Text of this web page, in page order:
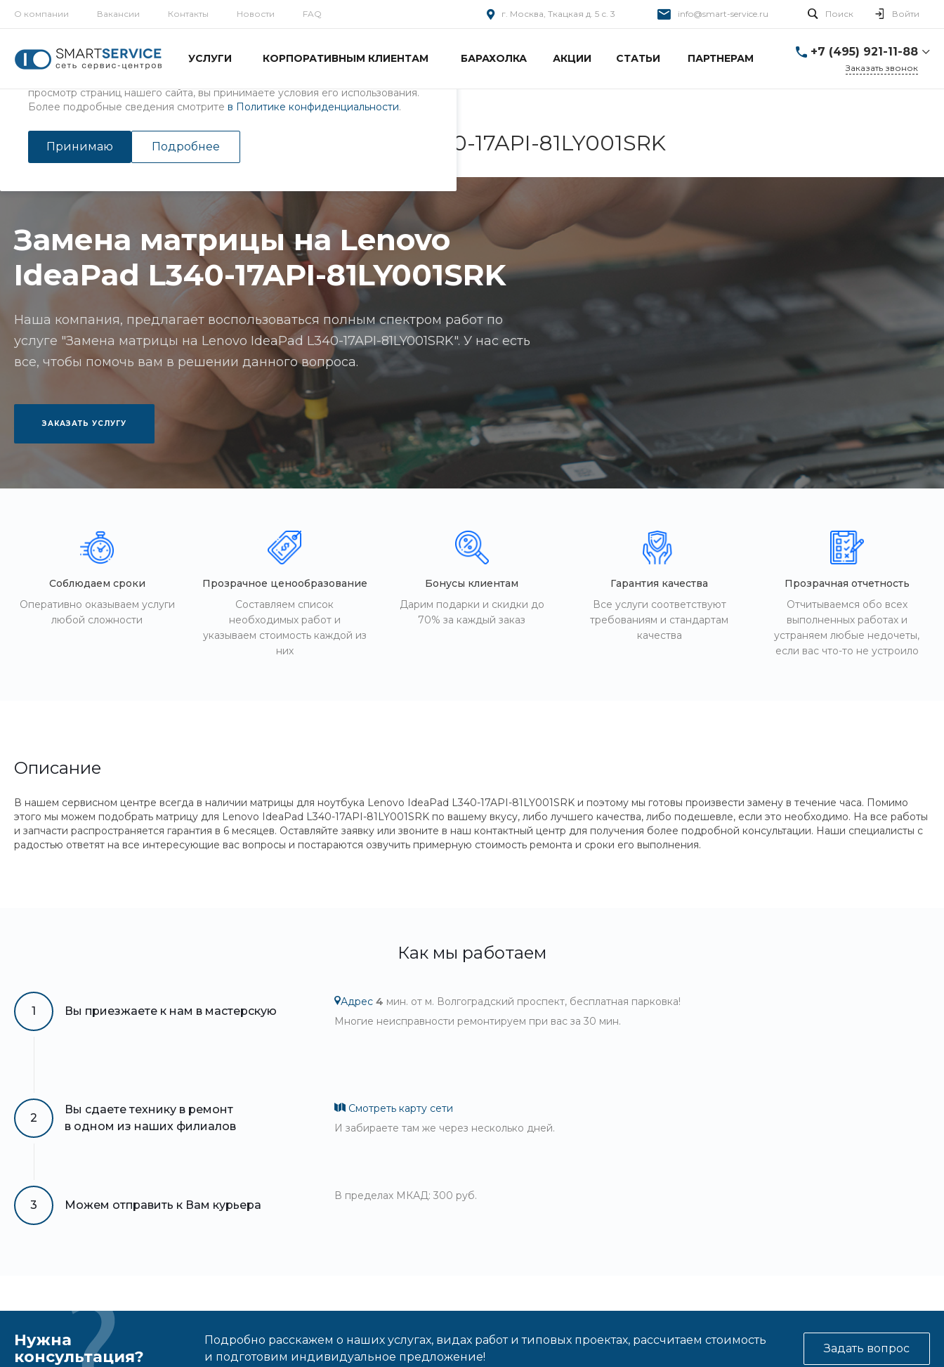
Мы используем файлы cookie, разработанные нашими специалистами и
просмотр страниц нашего сайта, вы принимаете условия его использования.
Более подробные сведения смотрите в Политике конфиденциальности.
Принимаю Подробнее
О компании Вакансии Контакты Новости FAQ г. Москва, Ткацкая д. 5 с. 3 info@smart-service.ru Поиск Войти
УСЛУГИ КОРПОРАТИВНЫМ КЛИЕНТАМ БАРАХОЛКА АКЦИИ СТАТЬИ ПАРТНЕРАМ
+7 (495) 921-11-88
Заказать звонок
Замена матрицы на Lenovo IdeaPad L340-17API-81LY001SRK
Замена матрицы на Lenovo
IdeaPad L340-17API-81LY001SRK
Наша компания, предлагает воспользоваться полным спектром работ по
услуге "Замена матрицы на Lenovo IdeaPad L340-17API-81LY001SRK". У нас есть
все, чтобы помочь вам в решении данного вопроса.
ЗАКАЗАТЬ УСЛУГУ
Соблюдаем сроки
Оперативно оказываем услуги
любой сложности
Прозрачное ценообразование
Составляем список
необходимых работ и
указываем стоимость каждой из
них
Бонусы клиентам
Дарим подарки и скидки до
70% за каждый заказ
Гарантия качества
Все услуги соответствуют
требованиям и стандартам
качества
Прозрачная отчетность
Отчитываемся обо всех
выполненных работах и
устраняем любые недочеты,
если вас что-то не устроило
Описание
В нашем сервисном центре всегда в наличии матрицы для ноутбука Lenovo IdeaPad L340-17API-81LY001SRK и поэтому мы готовы произвести замену в течение часа. Помимо
этого мы можем подобрать матрицу для Lenovo IdeaPad L340-17API-81LY001SRK по вашему вкусу, либо лучшего качества, либо подешевле, если это необходимо. На все работы
и запчасти распространяется гарантия в 6 месяцев. Оставляйте заявку или звоните в наш контактный центр для получения более подробной консультации. Наши специалисты с
радостью ответят на все интересующие вас вопросы и постараются озвучить примерную стоимость ремонта и сроки его выполнения.
Как мы работаем
1 Вы приезжаете к нам в мастерскую
Адрес 4 мин. от м. Волгоградский проспект, бесплатная парковка!
Многие неисправности ремонтируем при вас за 30 мин.
2
Вы сдаете технику в ремонт
в одном из наших филиалов
Смотреть карту сети
И забираете там же через несколько дней.
3 Можем отправить к Вам курьера
В пределах МКАД: 300 руб.
Нужна
консультация?
Подробно расскажем о наших услугах, видах работ и типовых проектах, рассчитаем стоимость
и подготовим индивидуальное предложение!
Задать вопрос